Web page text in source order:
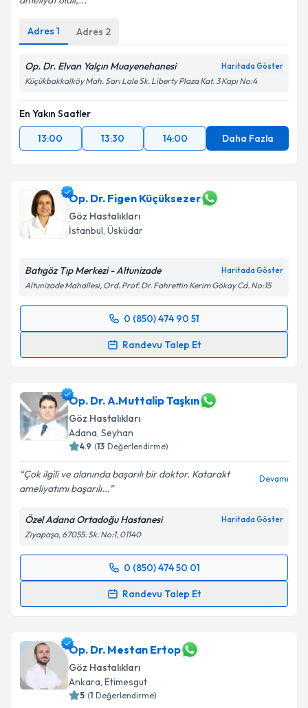
Adres 1 Adres 2
Op. Dr. Elvan Yalçın Muayenehanesi Haritada Göster
Küçükbakkalköy Mah. Sarı Lale Sk. Liberty Plaza Kat. 3 Kapı No:4
En Yakın Saatler
13:00
13:30 14:00 Daha Fazla
Op. Dr. Figen Küçüksezer
Göz Hastalıkları
İstanbul, Üsküdar
Batıgöz Tıp Merkezi - Altunizade Haritada Göster
Altunizade Mahallesi, Ord. Prof. Dr. Fahrettin Kerim Gökay Cd. No:15
0 (850) 474 90 51
Randevu Talep Et
Randevu Takvimi Talebi
oluşturun. Size bu uzmandan randevu almanız için bir
takvim hazırlandığında e-posta ile bilgilendireceğiz.
E-posta Adresiniz
Kişisel verilerimin işlenmesine ilişkin
kapsamda işlenmesini kabul ediyorum.
Takvim Talebini Gönder
Op. Dr. A.Muttalip Taşkın
Göz Hastalıkları
Adana, Seyhan
4.9 (13 Değerlendirme)
Çok ilgili ve alanında başarılı bir doktor. Katarakt
ameliyatımı başarılı...
Devamı
Özel Adana Ortadoğu Hastanesi Haritada Göster
Ziyapaşa, 67055. Sk. No:1, 01140
0 (850) 474 50 01
Randevu Talep Et
Randevu Takvimi Talebi
oluşturun. Size bu uzmandan randevu almanız için bir
takvim hazırlandığında e-posta ile bilgilendireceğiz.
E-posta Adresiniz
Op. Dr. Mestan Ertop
Göz Hastalıkları
Ankara, Etimesgut
5 (1 Değerlendirme)